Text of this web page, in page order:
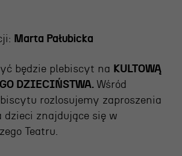
Marta Pałubicka
będzie plebiscyt na KULTOWĄ
DZIECIŃSTWA. Wśród
rozlosujemy zaproszenia
dzieci znajdujące się w
Teatru.